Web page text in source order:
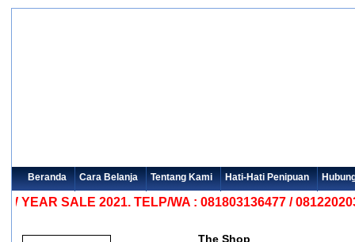
Beranda Cara Belanja Tentang Kami Hati-Hati Penipuan
SALE 2021. TELP/WA : 081803136477 /
The Shop